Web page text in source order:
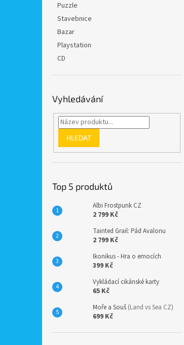
Puzzle
Stavebnice
Bazar
Playstation
CD
Vyhledávání
HLEDAT
Top 5 produktů
Albi Frostpunk CZ
2 799 Kč
Tainted Grail: Pád Avalonu
2 799 Kč
Ikonikus - Hra o emocích
399 Kč
Vykládací cikánské karty
65 Kč
Moře a Souš (Land vs Sea CZ)
699 Kč